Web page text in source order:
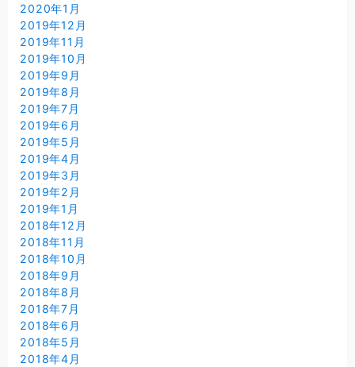
2020年1月
2019年12月
2019年11月
2019年10月
2019年9月
2019年8月
2019年7月
2019年6月
2019年5月
2019年4月
2019年3月
2019年2月
2019年1月
2018年12月
2018年11月
2018年10月
2018年9月
2018年8月
2018年7月
2018年6月
2018年5月
2018年4月